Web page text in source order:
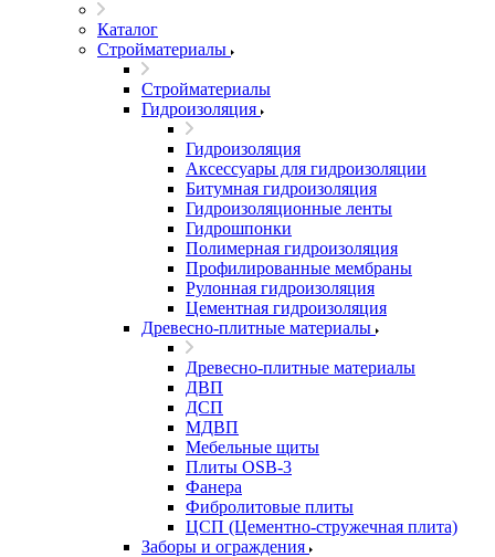
Каталог
Стройматериалы
Стройматериалы
Гидроизоляция
Гидроизоляция
Аксессуары для гидроизоляции
Битумная гидроизоляция
Гидроизоляционные ленты
Гидрошпонки
Полимерная гидроизоляция
Профилированные мембраны
Рулонная гидроизоляция
Цементная гидроизоляция
Древесно-плитные материалы
Древесно-плитные материалы
ДВП
ДСП
МДВП
Мебельные щиты
Плиты OSB-3
Фанера
Фибролитовые плиты
ЦСП (Цементно-стружечная плита)
Заборы и ограждения